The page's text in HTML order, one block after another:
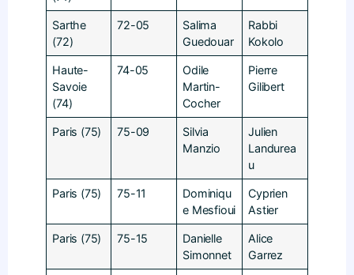
Sarthe
(72)
72-05
Salima
Guedouar
Rabbi
Kokolo
Haute-
Savoie
(74)
74-05
Odile
Martin-
Cocher
Pierre
Gilibert
Paris (75) 75-09
Silvia
Manzio
Julien
Landurea
u
Paris (75) 75-11
Dominiqu
e Mesfioui
Cyprien
Astier
Paris (75) 75-15
Danielle
Simonnet
Alice
Garrez